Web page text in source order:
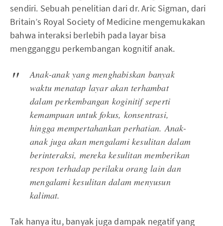
sendiri. Sebuah penelitian dari dr. Aric Sigman, dari
Britain’s Royal Society of Medicine mengemukakan
bahwa interaksi berlebih pada layar bisa
mengganggu perkembangan kognitif anak.
Anak-anak yang menghabiskan banyak
waktu menatap layar akan terhambat
dalam perkembangan koginitif seperti
kemampuan untuk fokus, konsentrasi,
hingga mempertahankan perhatian. Anak-
anak juga akan mengalami kesulitan dalam
berinteraksi, mereka kesulitan memberikan
respon terhadap perilaku orang lain dan
mengalami kesulitan dalam menyusun
kalimat.
Tak hanya itu, banyak juga dampak negatif yang